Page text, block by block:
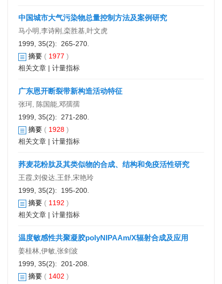
中国城市大气污染物总量控制方法及案例研究
马小明,李诗刚,栾胜基,叶文虎
1999, 35(2): 265-270.
摘要 ( 1977 )
相关文章 | 计量指标
广东恩开断裂带新构造活动特征
张珂, 陈国能,邓孺孺
1999, 35(2): 271-280.
摘要 ( 1928 )
相关文章 | 计量指标
荞麦花粉肽及其类似物的合成、结构和免疫活性研究
王霞,刘俊达,王舒,宋艳玲
1999, 35(2): 195-200.
摘要 ( 1192 )
相关文章 | 计量指标
温度敏感性共聚凝胶polyNIPAAm/X辐射合成及应用
姜桂林,伊敏,张剑波
1999, 35(2): 201-208.
摘要 ( 1402 )